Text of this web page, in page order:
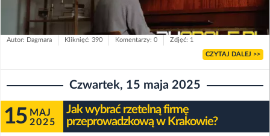
Autor: Dagmara Kliknięć: 390 Komentarzy: 0 Zdjęć: 1
CZYTAJ DALEJ >>
Czwartek, 15 maja 2025
15 MAJ
2025
Jak wybrać rzetelną firmę
przeprowadzkową w Krakowie?